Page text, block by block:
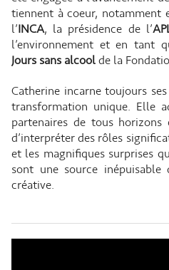
tiennent à coeur, notamment
l’INCA, la présidence de l’
l’environnement et en tant
Jours sans alcoolde la
Catherine incarne toujours
transformation unique. Elle
partenaires de tous
d’interpréter des rôles
et les magnifiques surprises
sont une source inépuisable
créative.